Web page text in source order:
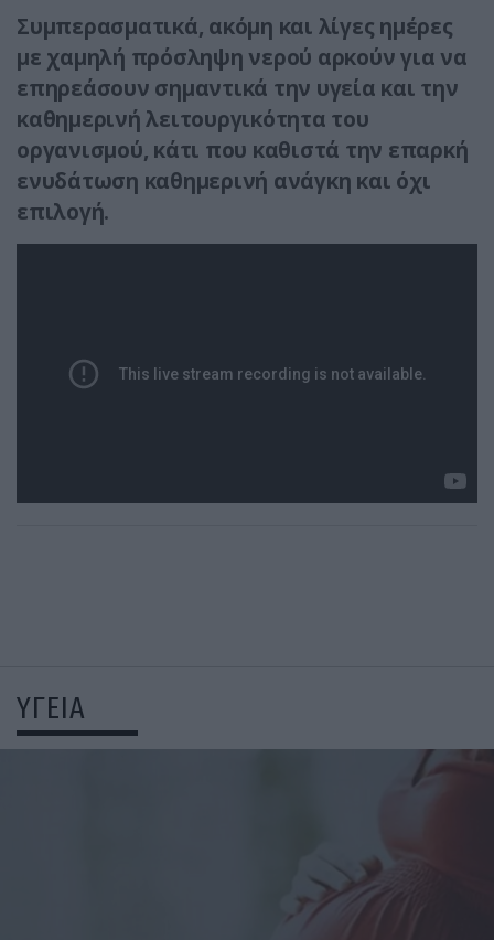
Συμπερασματικά, ακόμη και λίγες ημέρες
με χαμηλή πρόσληψη νερού αρκούν για να
επηρεάσουν σημαντικά την υγεία και την
καθημερινή λειτουργικότητα του
οργανισμού, κάτι που καθιστά την επαρκή
ενυδάτωση καθημερινή ανάγκη και όχι
επιλογή.
ΥΓΕΙΑ